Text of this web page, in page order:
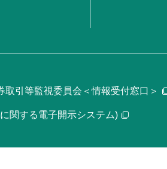
取引等監視委員会＜情報受付窓口＞
関する電子開示システム)